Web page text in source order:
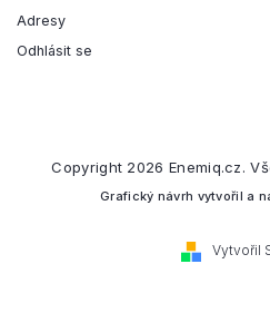
Adresy
Odhlásit se
Vytvořil
Copyright 2026 Enemiq.cz.
Grafický návrh vytvořil a